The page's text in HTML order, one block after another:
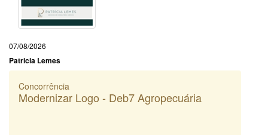
07/08/2026
Patricia Lemes
Concorrência
Modernizar Logo - Deb7 Agropecuária